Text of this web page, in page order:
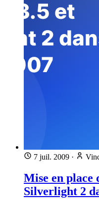
7 juil. 2009 ·
Mise en place
Silverlight 2